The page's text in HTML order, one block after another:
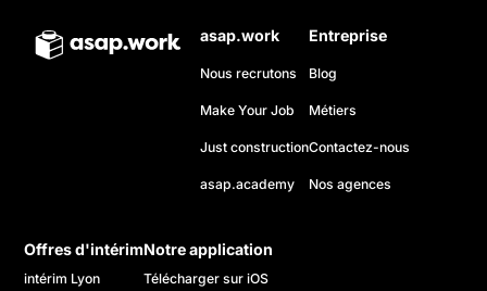
asap.work
Nous recrutons
Make Your Job
Just construction
asap.academy
Entreprise
Blog
Métiers
Contactez-nous
Nos agences
Offres d'intérim
intérim Lyon
Notre application
Télécharger sur iOS